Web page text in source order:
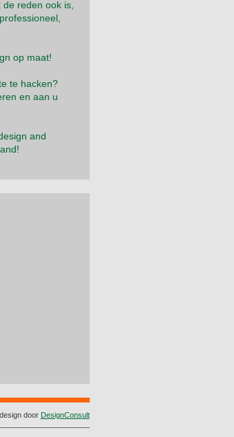
reden ook is,
op maat!
te hacken?
en aan u
and
door DesignConsult